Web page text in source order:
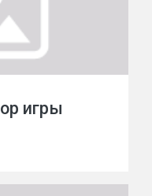
игры